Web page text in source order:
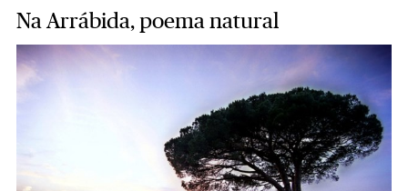
Na Arrábida, poema natural